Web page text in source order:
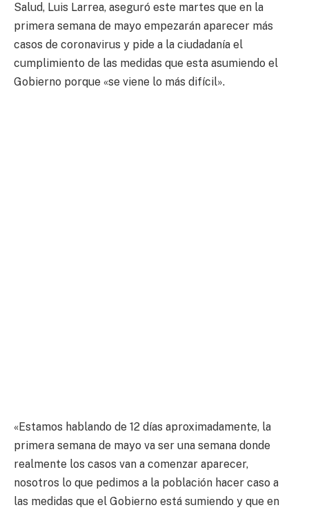
Salud, Luis Larrea, aseguró este martes que en la
primera semana de mayo empezarán aparecer más
casos de coronavirus y pide a la ciudadanía el
cumplimiento de las medidas que esta asumiendo el
Gobierno porque «se viene lo más difícil».
«Estamos hablando de 12 días aproximadamente, la
primera semana de mayo va ser una semana donde
realmente los casos van a comenzar aparecer,
nosotros lo que pedimos a la población hacer caso a
las medidas que el Gobierno está sumiendo y que en